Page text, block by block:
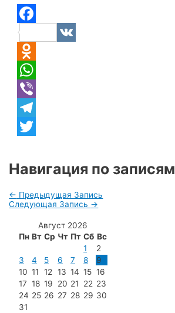
Facebook
VK
Odnoklassniki
WhatsApp
Viber
Telegram
Навигация по записям
← Предыдущая Запись
Следующая Запись →
Август 2026
Пн Вт Ср Чт Пт Сб Вс
1
2
3
4 5 6 7 8
9
10 11 12 13 14 15 16
17 18 19 20 21 22 23
24 25 26 27 28 29 30
31